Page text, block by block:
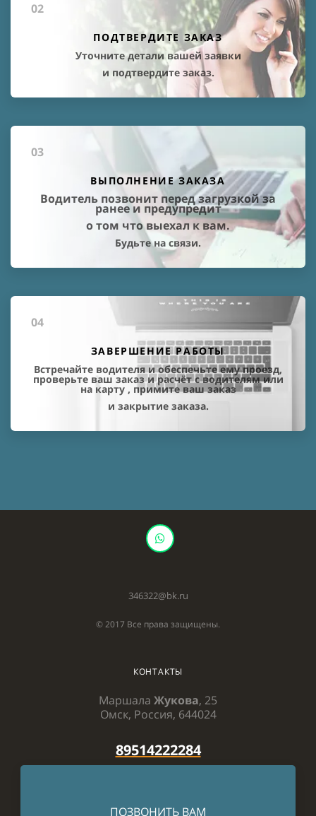
02
ПОДТВЕРДИТЕ ЗАКАЗ
Уточните детали вашей заявки
и подтвердите заказ.
03
ВЫПОЛНЕНИЕ ЗАКАЗА
Водитель позвонит перед загрузкой за
ранее и предупредит
о том что выехал к вам.
Будьте на связи.
04
ЗАВЕРШЕНИЕ РАБОТЫ
Встречайте водителя и обеспечьте ему проезд,
проверьте ваш заказ и расчёт с водителям или
на карту , примите ваш заказ
и закрытие заказа.
346322@bk.ru
© 2017 Все права защищены.
КОНТАКТЫ
Маршала Жукова, 25
Омск, Россия, 644024
89514222284
ПОЗВОНИТЬ ВАМ